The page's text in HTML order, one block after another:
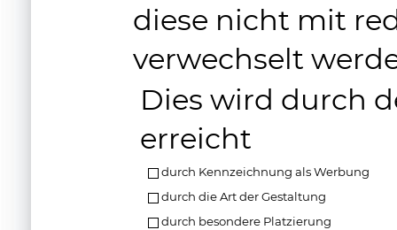
diese nicht mit
verwechselt
Dies wird durch
erreicht
durch Kennzeichnung als Werbung
durch die Art der Gestaltung
durch besondere Platzierung